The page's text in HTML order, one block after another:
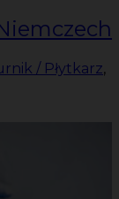
/ Płytkarz,